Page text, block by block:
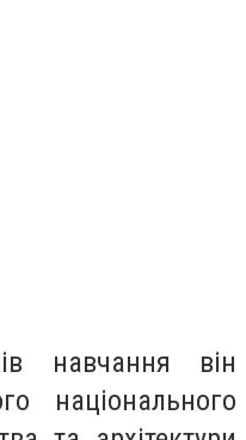
навчання він
національного